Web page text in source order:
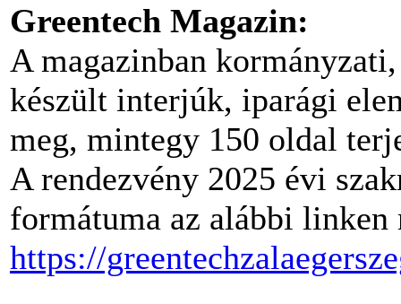
Greentech Magazin:
A magazinban
készült interjúk, iparági
meg, mintegy 150 oldal
A rendezvény 2025 évi
formátuma az alábbi linken
https://